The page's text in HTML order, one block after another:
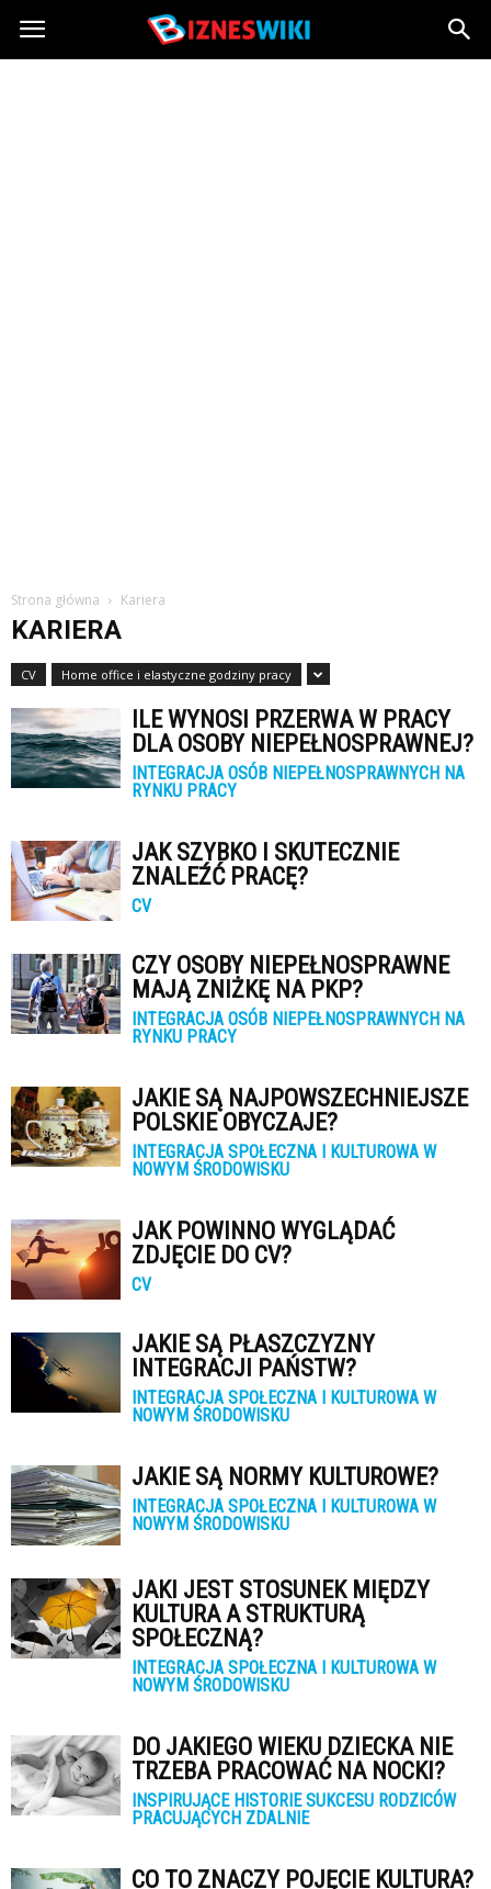
Bizneswiki.pl
Strona główna Kariera
KARIERA
CV Home office i elastyczne godziny pracy
ILE WYNOSI PRZERWA W PRACY
DLA OSOBY NIEPEŁNOSPRAWNEJ?
INTEGRACJA OSÓB NIEPEŁNOSPRAWNYCH NA
RYNKU PRACY
JAK SZYBKO I SKUTECZNIE
ZNALEŹĆ PRACĘ?
CV
CZY OSOBY NIEPEŁNOSPRAWNE
MAJĄ ZNIŻKĘ NA PKP?
INTEGRACJA OSÓB NIEPEŁNOSPRAWNYCH NA
RYNKU PRACY
JAKIE SĄ NAJPOWSZECHNIEJSZE
POLSKIE OBYCZAJE?
INTEGRACJA SPOŁECZNA I KULTUROWA W
NOWYM ŚRODOWISKU
JAK POWINNO WYGLĄDAĆ
ZDJĘCIE DO CV?
CV
JAKIE SĄ PŁASZCZYZNY
INTEGRACJI PAŃSTW?
INTEGRACJA SPOŁECZNA I KULTUROWA W
NOWYM ŚRODOWISKU
JAKIE SĄ NORMY KULTUROWE?
INTEGRACJA SPOŁECZNA I KULTUROWA W
NOWYM ŚRODOWISKU
JAKI JEST STOSUNEK MIĘDZY
KULTURA A STRUKTURĄ
SPOŁECZNĄ?
INTEGRACJA SPOŁECZNA I KULTUROWA W
NOWYM ŚRODOWISKU
DO JAKIEGO WIEKU DZIECKA NIE
TRZEBA PRACOWAĆ NA NOCKI?
INSPIRUJĄCE HISTORIE SUKCESU RODZICÓW
PRACUJĄCYCH ZDALNIE
CO TO ZNACZY POJĘCIE KULTURA?